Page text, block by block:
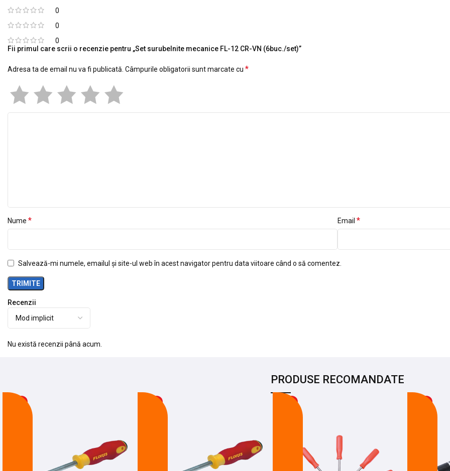
0
0
0
Recenzii
Nu există recenzii până acum.
Fii primul care scrii o recenzie pentru „Set surubelnite mecanice FL-12 CR-VN (6buc./set)”
Adresa ta de email nu va fi publicată. Câmpurile obligatorii sunt marcate cu *
Nume * Email *
Salvează-mi numele, emailul și site-ul web în acest navigator pentru data viitoare când o să comentez.
PRODUSE RECOMANDATE